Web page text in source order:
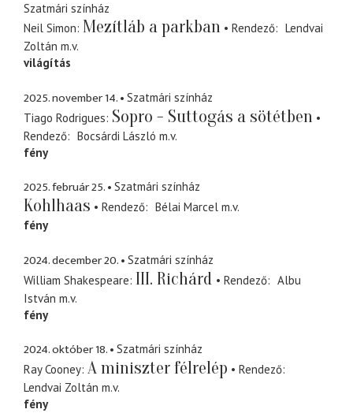
Szatmári színház
Neil Simon Mezítláb a parkban Rendező
Lendvai
Zoltán m.v.
világítás
2025. november 14.
Szatmári színház
Tiago Rodrigues Sopro - Suttogás a sötétben
Rendező Bocsárdi László m.v.
fény
2025. február 25. Szatmári színház
Kohlhaas Rendező Bélai Marcel m.v.
fény
2024. december 20.
Szatmári színház
William Shakespeare III. Richárd Rendező
Albu
István m.v.
fény
2024. október 18.
Szatmári színház
Ray Cooney A miniszter félrelép
Rendező
Lendvai Zoltán m.v.
fény